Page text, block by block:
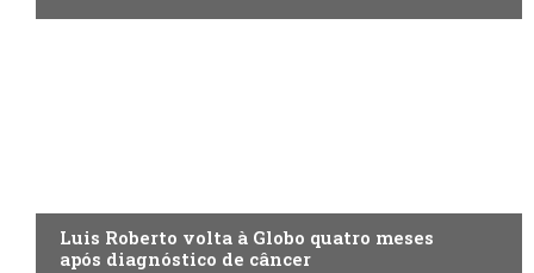
Luis Roberto volta à Globo quatro meses
após diagnóstico de câncer